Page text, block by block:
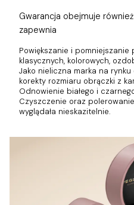
Gwarancja obejmuje również
zapewnia
Powiększanie i pomniejszanie
klasycznych, kolorowych,
Jako nieliczna marka na
korekty rozmiaru obrączki z
Odnowienie białego i
Czyszczenie oraz
wyglądała nieskazitelnie.